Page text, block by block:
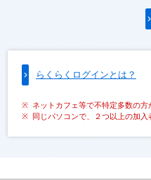
らくらくログインとは？
ネットカフェ等で不特定多数の方
同じパソコンで、２つ以上の加入